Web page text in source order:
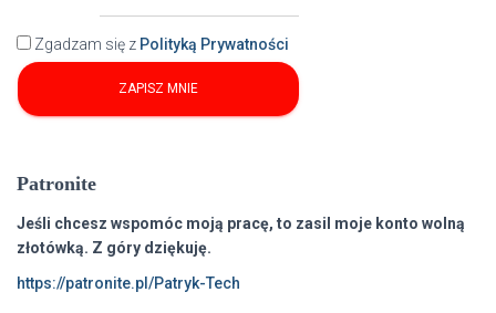
Zgadzam się z Polityką Prywatności
Patronite
Jeśli chcesz wspomóc moją pracę, to zasil moje konto wolną
złotówką. Z góry dziękuję.
https://patronite.pl/Patryk-Tech